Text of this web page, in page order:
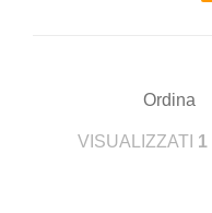
Ordina
VISUALIZZATI 1